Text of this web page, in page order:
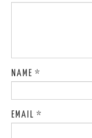
NAME*
EMAIL*